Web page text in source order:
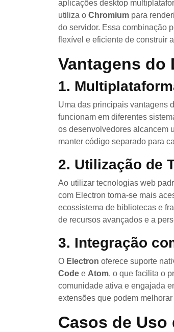
aplicações desktop
utiliza o Chromium para
do servidor. Essa combinação
flexível e eficiente de construir
Vantagens do
1.
Uma das principais vantagens
funcionam em diferentes
os desenvolvedores alcancem
manter código separado para
2. Utilização de
Ao utilizar tecnologias web
com Electron torna-se mais
ecossistema de bibliotecas e
de recursos avançados e a
3. Integração
O Electron oferece suporte
Code e Atom, o que facilita o
comunidade ativa e engajada
extensões que podem
Casos de Uso